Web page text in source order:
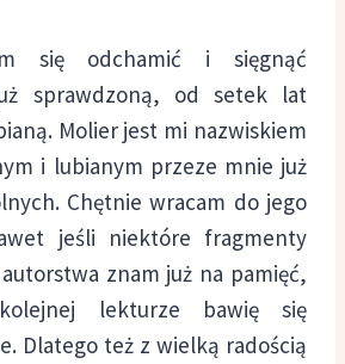
się odchamić i sięgnąć
sprawdzoną, od setek lat
Molier jest mi nazwiskiem
i lubianym przeze mnie już
Chętnie wracam do jego
jeśli niektóre fragmenty
znam już na pamięć,
lekturze bawię się
Dlatego też z wielką radością